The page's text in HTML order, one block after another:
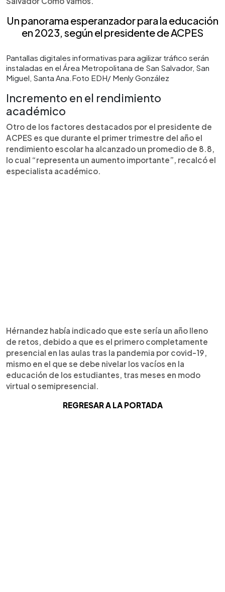
Un panorama esperanzador para la educación
en 2023, según el presidente de ACPES
Pantallas digitales informativas para agilizar tráfico serán
instaladas en el Área Metropolitana de San Salvador, San
Miguel, Santa Ana.Foto EDH/ Menly González
Incremento en el rendimiento
académico
Otro de los factores destacados por el presidente de
ACPES es que durante el primer trimestre del año el
rendimiento escolar ha alcanzado un promedio de 8.8,
lo cual “representa un aumento importante”, recalcó el
especialista académico.
Hérnandez había indicado que este sería un año lleno
de retos, debido a que es el primero completamente
presencial en las aulas tras la pandemia por covid-19,
mismo en el que se debe nivelar los vacíos en la
educación de los estudiantes, tras meses en modo
virtual o semipresencial.
REGRESAR A LA PORTADA